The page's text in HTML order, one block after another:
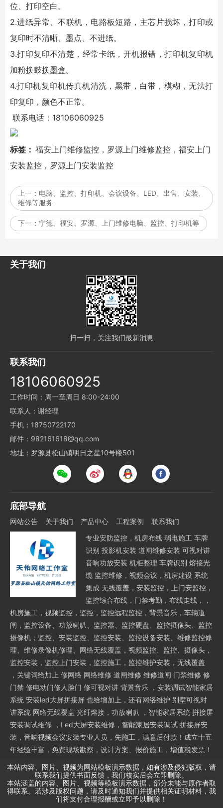
位、打印空白。
2.进纸异常、不联机，电路板短路，主芯片损坏，打印或
复印时不清晰、墨点、不进纸。
3.打印复印不清楚，经常卡纸，开机报错，打印机复印机
加粉换鼓换墨盒。
4.打印机复印机传真机清洗，黑带，白带，模糊，无法打
印复印，颜色不正常。
联系电话：18106060925
标签： 福安上门维修监控，罗源上门维修监控，福安上门
安装监控，罗源上门安装监控
上一： 电脑、监控、打印机、会议设备、LED、出售、安装、
维修等服务
下一： 宁德、福安、罗源、上门维修电脑、监控、打印机等
关于我们
扫一扫，关注我们最新消息
联系我们
18106060925
工作时间：周一至周日 8:00-24:00
联系人：谢经理
手机：18750722170
邮件：982161618@qq.com
地址：罗源县松山镇明日之星10号楼501
底部导航
网站公告 关于我们 产品中心 工程案例
联系我们
专业安防监控，机房布线 弱电施工 车牌
识别 投影机安装 道闸维修安装 可视对讲
音响功放安装 机柜整理 车牌识别 熔接光
缆 监控维修，视频会议，机房建设 系统
集成 无线覆盖，安装监控，上门安监控，
监控综合布线，门禁考勤，布线走线，，
机房施工，视频监控，监控，监控远程监控，背景音乐，车辆道
闸，监控设备、功放喇叭、监控器、监控硬盘、监控摄像头、监控
摄像机；监控、安装监控、监控安装、监控设备安装、维修监控修
理、维修录像机修理、网络无线覆盖，视频监控、监控、摄像头，
监控安装，监控上门安装，监控施工，监控维护安装，无线覆盖
，关键词给加上 修网络 网络维修 道闸维修 维修道闸 门禁维修 修
门禁 修电动门修人脸门 修可视对讲 背景音乐 ，安装调试智能家居
系统 安装led大屏拼接屏 也给增加上，还有网络维护 别墅可视对
讲系统 网络无线覆盖 光纤熔接，功放喇叭 ，智能家居系统 拼接屏
安装调试维修 ，Led大屏安装维修，智能家居安装调试 拼接屏安
装，音响视频会议安装专业人员，先施工，满意后付款！成立十五
年经验丰富，免费现场勘察，设计方案、报价施工，增值税发票！
本站内容、图片、视频为网站模板演示数据，如有涉及侵犯版权，请
联系我们提供书面反馈，我们核实后会立即删除。
本站涵盖的内容、图片、视频等模板演示数据，部分未能与原作者取
得联系。若涉及版权问题，请及时通知我们并提供相关证明材料，我
们将支付合理报酬或立即予以删除！